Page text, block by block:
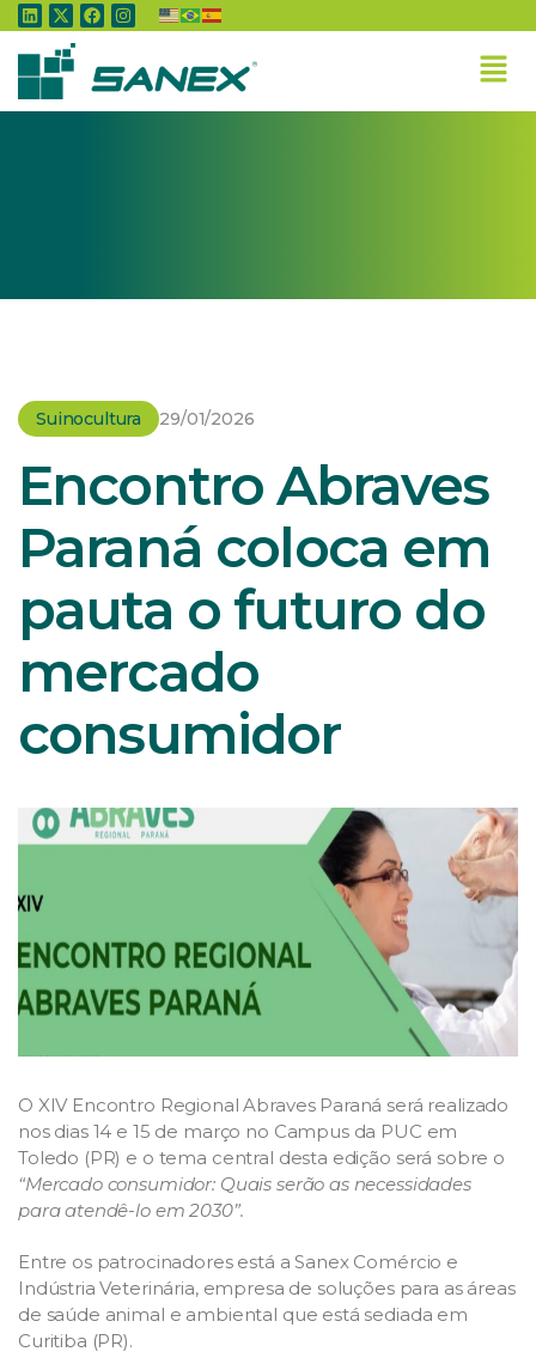
Home » Suinocultura
Encontro Abraves Paraná coloca em pauta o futuro
do mercado consumidor
Suinocultura 29/01/2026
Encontro Abraves
Paraná coloca em
pauta o futuro do
mercado
consumidor
O XIV Encontro Regional Abraves Paraná será realizado
nos dias 14 e 15 de março no Campus da PUC em
Toledo (PR) e o tema central desta edição será sobre o
“Mercado consumidor: Quais serão as necessidades
para atendê-lo em 2030”.
Entre os patrocinadores está a Sanex Comércio e
Indústria Veterinária, empresa de soluções para as áreas
de saúde animal e ambiental que está sediada em
Curitiba (PR).